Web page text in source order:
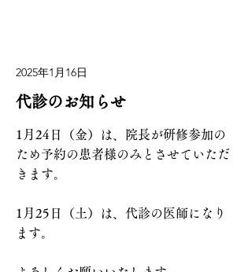
2025年1月16日
代診のお知らせ
1月24日（金）は、院長が研修参加の
ため予約の患者様のみとさせていただ
きます。
1月25日（土）は、代診の医師になり
ます。